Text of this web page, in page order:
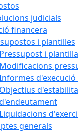
judicials
financera
i plantilles
Pressupost i plantilla
Modificacions
Informes
Objectius
d'endeutament
Liquidacions
generals